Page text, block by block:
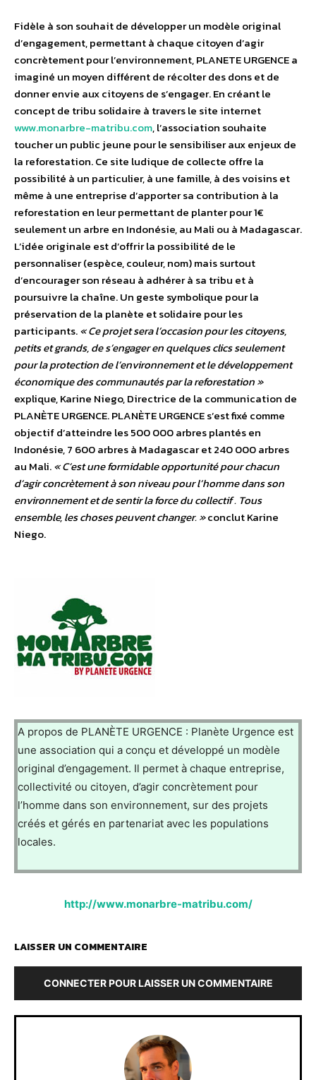
Fidèle à son souhait de développer un modèle original
d’engagement, permettant à chaque citoyen d’agir
concrètement pour l’environnement, PLANETE URGENCE a
imaginé un moyen différent de récolter des dons et de
donner envie aux citoyens de s’engager. En créant le
concept de tribu solidaire à travers le site internet
www.monarbre-matribu.com, l’association souhaite
toucher un public jeune pour le sensibiliser aux enjeux de
la reforestation. Ce site ludique de collecte offre la
possibilité à un particulier, à une famille, à des voisins et
même à une entreprise d’apporter sa contribution à la
reforestation en leur permettant de planter pour 1€
seulement un arbre en Indonésie, au Mali ou à Madagascar.
L’idée originale est d’offrir la possibilité de le
personnaliser (espèce, couleur, nom) mais surtout
d’encourager son réseau à adhérer à sa tribu et à
poursuivre la chaîne. Un geste symbolique pour la
préservation de la planète et solidaire pour les
participants.« Ce projet sera l’occasion pour les citoyens,
petits et grands, de s’engager en quelques clics seulement
pour la protection de l’environnement et le développement
économique des communautés par la reforestation »
explique, Karine Niego, Directrice de la communication de
PLANÈTE URGENCE. PLANÈTE URGENCE s’est fixé comme
objectif d’atteindre les 500 000 arbres plantés en
Indonésie, 7 600 arbres à Madagascar et 240 000 arbres
au Mali.« C’est une formidable opportunité pour chacun
d’agir concrètement à son niveau pour l’homme dans son
environnement et de sentir la force du collectif . Tous
ensemble, les choses peuvent changer. »conclut Karine
Niego.
A propos de PLANÈTE URGENCE : Planète Urgence est
une association qui a conçu et développé un modèle
original d’engagement. Il permet à chaque entreprise,
collectivité ou citoyen, d’agir concrètement pour
l’homme dans son environnement, sur des projets
créés et gérés en partenariat avec les populations
locales.
http://www.monarbre-matribu.com/
LAISSER UN COMMENTAIRE
CONNECTER POUR LAISSER UN COMMENTAIRE